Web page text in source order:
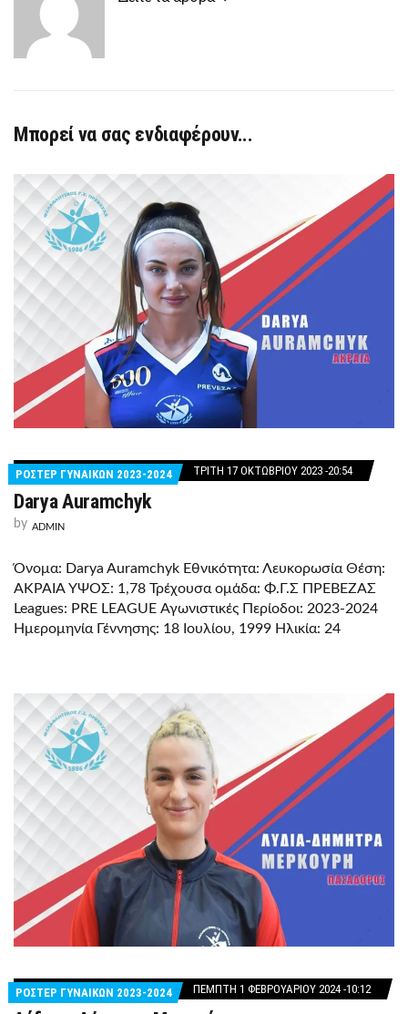
Μπορεί να σας ενδιαφέρουν...
ΡΟΣΤΕΡ ΓΥΝΑΙΚΩΝ 2023-2024 ΤΡΊΤΗ 17 ΟΚΤΩΒΡΊΟΥ 2023 -20:54
Darya Auramchyk
by ADMIN
Όνομα: Darya Auramchyk Εθνικότητα: Λευκορωσία Θέση:
ΑΚΡΑΙΑ ΥΨΟΣ: 1,78 Τρέχουσα ομάδα: Φ.Γ.Σ ΠΡΕΒΕΖΑΣ
Leagues: PRE LEAGUE Αγωνιστικές Περίοδοι: 2023-2024
Ημερομηνία Γέννησης: 18 Ιουλίου, 1999 Ηλικία: 24
ΡΟΣΤΕΡ ΓΥΝΑΙΚΩΝ 2023-2024 ΠΈΜΠΤΗ 1 ΦΕΒΡΟΥΑΡΊΟΥ 2024 -10:12